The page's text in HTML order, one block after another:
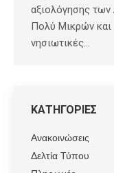
αξιολόγησης
Πολύ Μικρών και
νησιωτικές…
ΚΑΤΗΓΟΡΙΕΣ
Ανακοινώσεις
Δελτία Τύπου